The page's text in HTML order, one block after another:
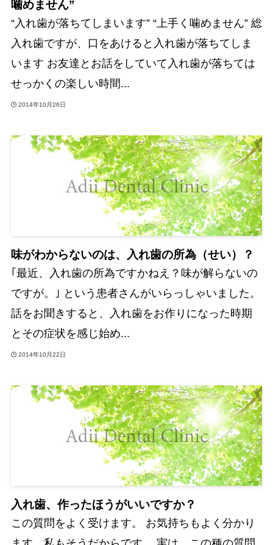
噛めません”
“入れ歯が落ちてしまいます” “上手く噛めません” 総
入れ歯ですが、口をあけると入れ歯が落ちてしま
います お友達とお話をしていて入れ歯が落ちては
せっかくの楽しい時間...
2014年10月26日
味がわからないのは、入れ歯の所為（せい）？
｢最近、入れ歯の所為ですかねえ？味が解らないの
ですが。｣ という患者さんがいらっしゃいました。
話をお聞きすると、入れ歯をお作りになった時期
とその症状を感じ始め...
2014年10月22日
入れ歯、作ったほうがいいですか？
この質問をよく受けます。 お気持ちもよく分かり